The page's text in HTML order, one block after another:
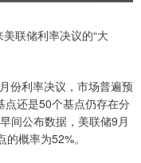
联储利率决议的“大
利率决议，市场普遍预
点还是50个基点仍存在分
间公布数据，美联储9月
概率为52%。